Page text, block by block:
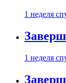
1 неделя
1 неделя